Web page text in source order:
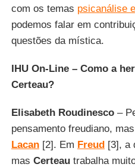
com os temas psicanálise
podemos falar em
questões da mística.
IHU On-Line – Como a
Certeau?
Elisabeth Roudinesco –
pensamento freudiano,
Lacan[2]. Em Freud[3], a
mas Certeautrabalha